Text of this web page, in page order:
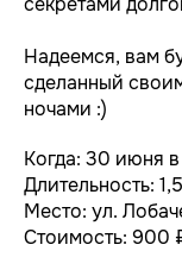
Надеемся, вам
сделанный
ночами :)
Когда: 30 июня
Длительность:
Место: ул.
Стоимость: 900